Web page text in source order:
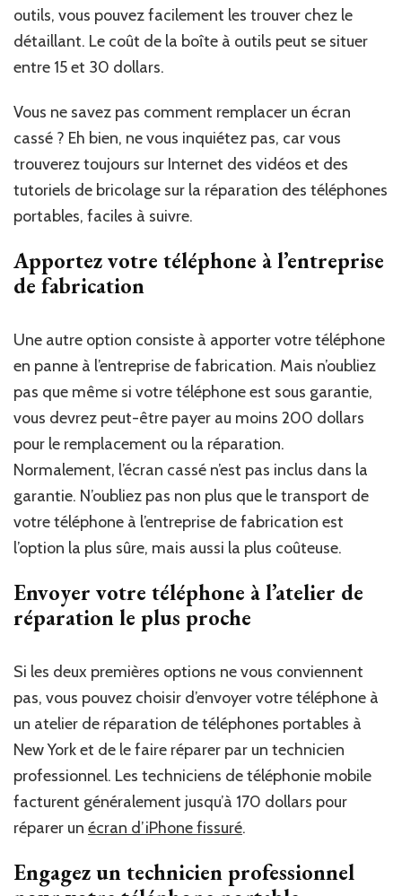
outils, vous pouvez facilement les trouver chez le
détaillant. Le coût de la boîte à outils peut se situer
entre 15 et 30 dollars.
Vous ne savez pas comment remplacer un écran
cassé ? Eh bien, ne vous inquiétez pas, car vous
trouverez toujours sur Internet des vidéos et des
tutoriels de bricolage sur la réparation des téléphones
portables, faciles à suivre.
Apportez votre téléphone à l’entreprise
de fabrication
Une autre option consiste à apporter votre téléphone
en panne à l’entreprise de fabrication. Mais n’oubliez
pas que même si votre téléphone est sous garantie,
vous devrez peut-être payer au moins 200 dollars
pour le remplacement ou la réparation.
Normalement, l’écran cassé n’est pas inclus dans la
garantie. N’oubliez pas non plus que le transport de
votre téléphone à l’entreprise de fabrication est
l’option la plus sûre, mais aussi la plus coûteuse.
Envoyer votre téléphone à l’atelier de
réparation le plus proche
Si les deux premières options ne vous conviennent
pas, vous pouvez choisir d’envoyer votre téléphone à
un atelier de réparation de téléphones portables à
New York et de le faire réparer par un technicien
professionnel. Les techniciens de téléphonie mobile
facturent généralement jusqu’à 170 dollars pour
réparer un écran d’iPhone fissuré.
Engagez un technicien professionnel